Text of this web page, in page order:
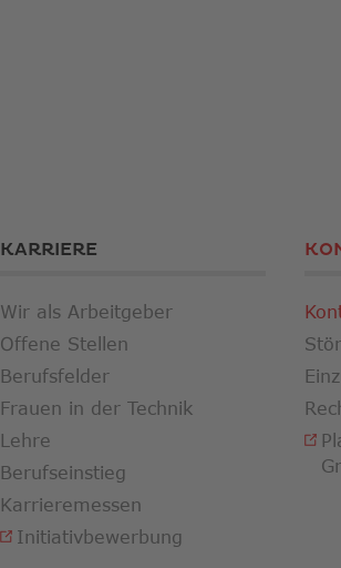
KARRIERE
Wir als Arbeitgeber
Offene Stellen
Berufsfelder
Frauen in der Technik
Lehre
Berufseinstieg
Karrieremessen
Initiativbewerbung